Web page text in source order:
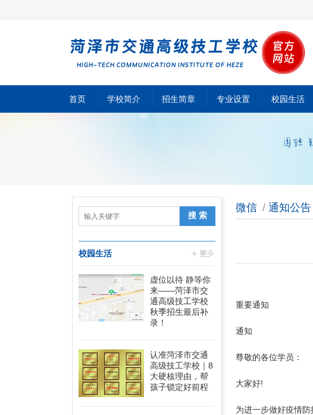
首页 学校简介 招生简章 专业设置 校园生活
微信 / 通知公告
重要通知
通知
尊敬的各位学员：
大家好!
为进一步做好疫情
校园生活
虚位以待 静等你
来——菏泽市交
通高级技工学校
秋季招生最后补
录！
认准菏泽市交通
高级技工学校｜8
大硬核理由，帮
孩子锁定好前程